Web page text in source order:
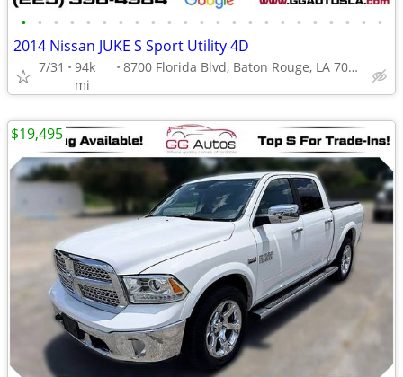
• • • • • • • • • • • • • • • • • • • • • • •
2014 Nissan JUKE S Sport Utility 4D
7/31
94k
mi
8700 Florida Blvd, Baton Rouge, LA 70815
$19,495